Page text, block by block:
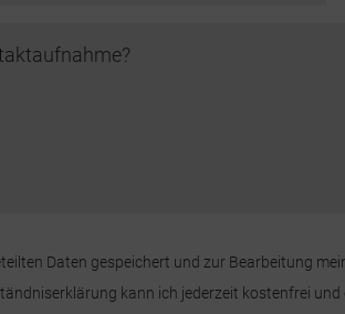
Daten gespeichert und zur Bearbeitung
kann ich jederzeit kostenfrei